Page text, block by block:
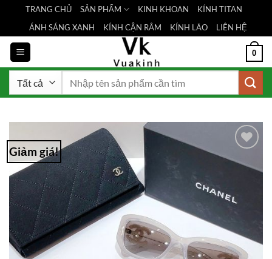
nội
dung
TRANG CHỦ SẢN PHẨM KINH KHOAN
KÍNH TITAN
ÁNH SÁNG XANH
KÍNH CẬN RÂM KÍNH LÃO LIÊN HỆ
0
Giảm giá!
Add to
Wishlist